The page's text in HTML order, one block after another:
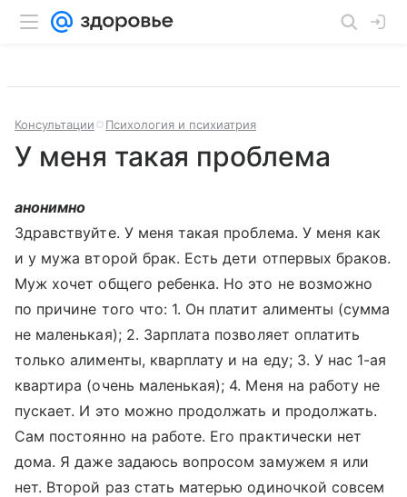
Консультации Психология и психиатрия
У меня такая проблема
анонимно
Здравствуйте. У меня такая проблема. У меня как
и у мужа второй брак. Есть дети отпервых браков.
Муж хочет общего ребенка. Но это не возможно
по причине того что: 1. Он платит алименты (сумма
не маленькая); 2. Зарплата позволяет оплатить
только алименты, кварплату и на еду; 3. У нас 1-ая
квартира (очень маленькая); 4. Меня на работу не
пускает. И это можно продолжать и продолжать.
Сам постоянно на работе. Его практически нет
дома. Я даже задаюсь вопросом замужем я или
нет. Второй раз стать матерью одиночкой совсем